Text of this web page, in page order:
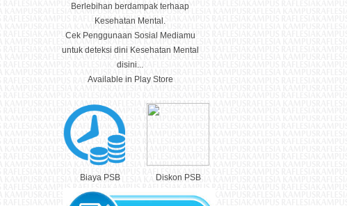
Berlebihan berdampak terhaap
Kesehatan Mental.
Cek Penggunaan Sosial Mediamu
untuk deteksi dini Kesehatan Mental
disini...
Available in Play Store
Biaya PSB Diskon PSB